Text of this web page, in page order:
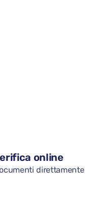
online
direttamente